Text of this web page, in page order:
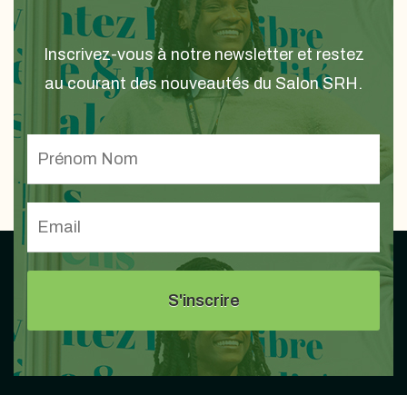
Inscrivez-vous à notre newsletter et restez
au courant des nouveautés du Salon SRH.